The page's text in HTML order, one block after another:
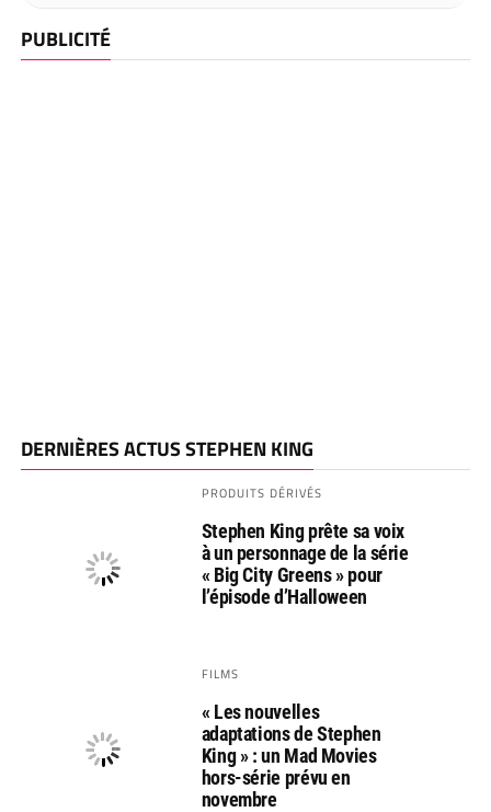
PUBLICITÉ
DERNIÈRES ACTUS STEPHEN KING
PRODUITS DÉRIVÉS
Stephen King prête sa voix
à un personnage de la série
« Big City Greens » pour
l’épisode d’Halloween
FILMS
« Les nouvelles
adaptations de Stephen
King » : un Mad Movies
hors-série prévu en
novembre